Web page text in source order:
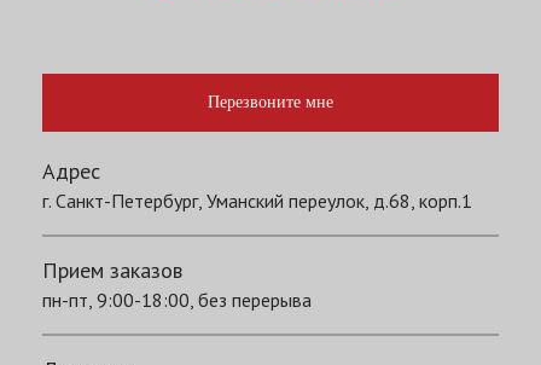
Перезвоните мне
Адрес
г. Санкт-Петербург, Уманский переулок, д.68, корп.1
Прием заказов
пн-пт, 9:00-18:00, без перерыва